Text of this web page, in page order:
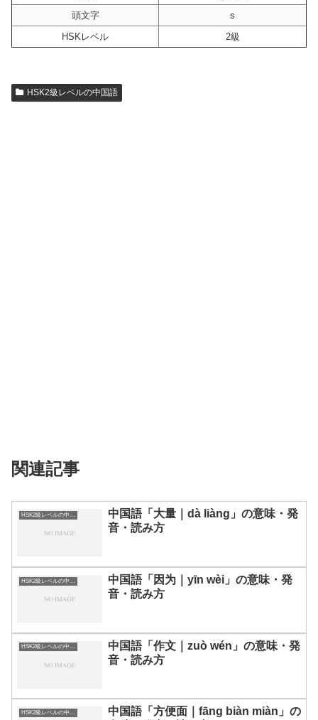
頭文字
s
HSKレベル
2級
HSK2級レベルの中国語
関連記事
中国語「大量｜dà liàng」の意味・発
音・読み方
中国語「因为｜yīn wèi」の意味・発
音・読み方
HSK2級レベルの中国語
中国語「作文｜zuò wén」の意味・発
音・読み方
HSK2級レベルの中国語
中国語「方便面｜fāng biàn miàn」の